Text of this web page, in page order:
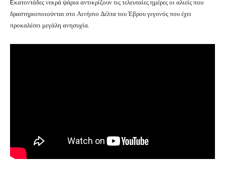
Eκατοντάδες νεκρά ψάρια αντικρίζουν τις τελευταίες ημέρες οι αλιείς που
δραστηριοποιούνται στο Αινήσιο Δέλτα του Έβρου γεγονός που έχει
προκαλέσει μεγάλη ανησυχία.